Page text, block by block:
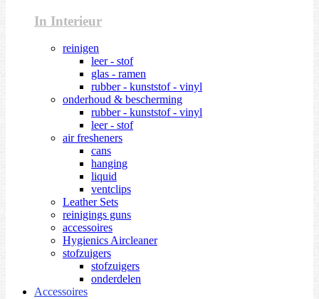
In Interieur
reinigen
leer - stof
glas - ramen
rubber - kunststof - vinyl
onderhoud & bescherming
rubber - kunststof - vinyl
leer - stof
air fresheners
cans
hanging
liquid
ventclips
Leather Sets
reinigings guns
accessoires
Hygienics Aircleaner
stofzuigers
stofzuigers
onderdelen
Accessoires